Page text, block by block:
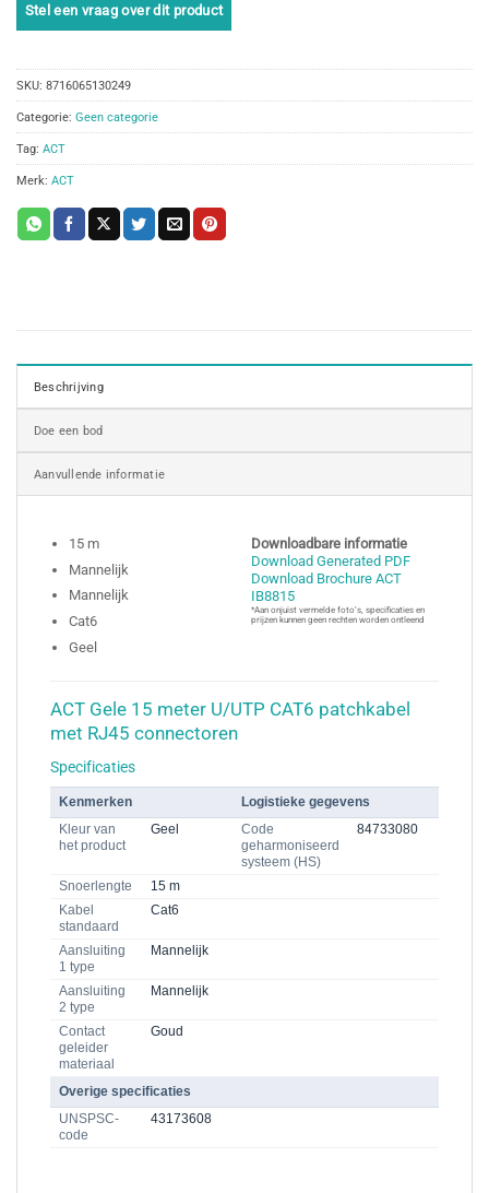
SKU: 8716065130249
Categorie: Geen categorie
Tag: ACT
Merk: ACT
Beschrijving
Doe een bod
Aanvullende informatie
15 m
Mannelijk
Mannelijk
Cat6
Geel
Downloadbare informatie
Download Generated PDF
Download Brochure ACT
IB8815
*Aan onjuist vermelde foto’s, specificaties en
prijzen kunnen geen rechten worden ontleend
ACT Gele 15 meter U/UTP CAT6 patchkabel
met RJ45 connectoren
Specificaties
Kenmerken
Logistieke gegevens
Kleur van
het product
Geel
Code
geharmoniseerd
systeem (HS)
84733080
Snoerlengte
15 m
Kabel
standaard
Cat6
Aansluiting
1 type
Mannelijk
Aansluiting
2 type
Mannelijk
Contact
geleider
materiaal
Goud
Overige specificaties
UNSPSC-
code
43173608